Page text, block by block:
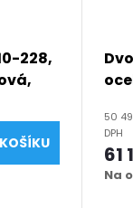
228,
50
DPH
61
Na